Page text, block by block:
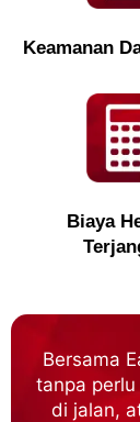
Keamanan
Biaya
Bersama
tanpa
di jalan,